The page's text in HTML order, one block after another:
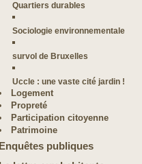
Quartiers durables
Sociologie environnementale
survol de Bruxelles
Uccle : une vaste cité jardin !
Logement
Propreté
Participation citoyenne
Patrimoine
Enquêtes publiques